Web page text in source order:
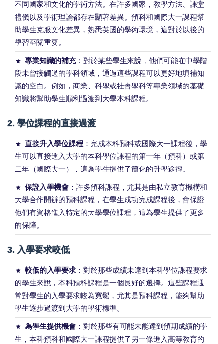
不同國家和文化的學術方法。在許多國家，教學方法、課堂
禮儀以及學術理論都存在顯著差異。預科和國際大一課程幫
助學生克服文化差異，熟悉英國的學術環境，這對於以後的
學習至關重要。
專業知識的補充：對於某些學生來說，他們可能在中學階
段未曾接觸過的學科領域，通過這些課程可以更好地填補知
識的空白。例如，商業、科學或社會學科等專業領域的基礎
知識將幫助學生順利過渡到大學本科課程。
2. 學位課程的直接過渡
直接升入學位課程：完成本科預科或國際大一課程後，學
生可以直接進入大學的本科學位課程的第一年（預科）或第
二年（國際大一），這為學生提供了簡化的升學途徑。
保證入學機會：許多預科課程，尤其是由私立教育機構和
大學合作開辦的預科課程，在學生成功完成課程後，會保證
他們有資格進入特定的大學學位課程，這為學生提供了更多
的保障。
3. 入學要求較低
較低的入學要求：對於那些成績未達到本科學位課程要求
的學生來說，本科預科課程是一個良好的選擇。這些課程通
常對學生的入學要求較為寬鬆，尤其是預科課程，能夠幫助
學生逐步過渡到大學的學術標準。
為學生提供機會：對於那些有可能未能達到預期成績的學
生，本科預科和國際大一課程提供了另一條進入高等教育的